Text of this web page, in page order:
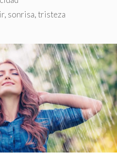
, sonrisa,tristeza